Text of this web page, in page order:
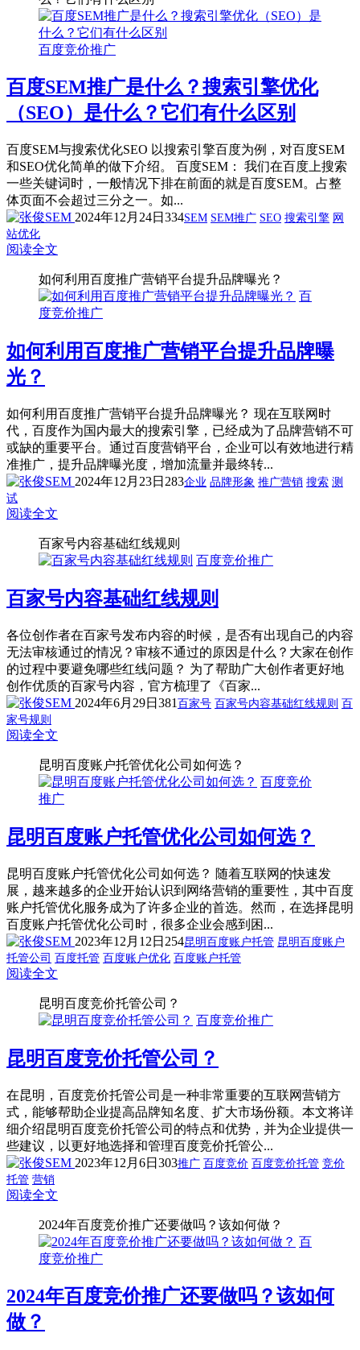
百度竞价推广
百度SEM推广是什么？搜索引擎优化
（SEO）是什么？它们有什么区别
百度SEM与搜索优化SEO 以搜索引擎百度为例，对百度SEM
和SEO优化简单的做下介绍。 百度SEM： 我们在百度上搜索
一些关键词时，一般情况下排在前面的就是百度SEM。占整
体页面不会超过三分之一。如...
2024年12月24日 334SEM SEM推广 SEO 搜索引擎 网
站优化
阅读全文
如何利用百度推广营销平台提升品牌曝光？
百
度竞价推广
如何利用百度推广营销平台提升品牌曝
光？
如何利用百度推广营销平台提升品牌曝光？ 现在互联网时
代，百度作为国内最大的搜索引擎，已经成为了品牌营销不可
或缺的重要平台。通过百度营销平台，企业可以有效地进行精
准推广，提升品牌曝光度，增加流量并最终转...
2024年12月23日 283企业 品牌形象 推广营销 搜索 测
试
阅读全文
百家号内容基础红线规则
百度竞价推广
百家号内容基础红线规则
各位创作者在百家号发布内容的时候，是否有出现自己的内容
无法审核通过的情况？审核不通过的原因是什么？大家在创作
的过程中要避免哪些红线问题？ 为了帮助广大创作者更好地
创作优质的百家号内容，官方梳理了《百家...
2024年6月29日 381 百家号 百家号内容基础红线规则 百
家号规则
阅读全文
昆明百度账户托管优化公司如何选？
百度竞价
推广
昆明百度账户托管优化公司如何选？
昆明百度账户托管优化公司如何选？ 随着互联网的快速发
展，越来越多的企业开始认识到网络营销的重要性，其中百度
账户托管优化服务成为了许多企业的首选。然而，在选择昆明
百度账户托管优化公司时，很多企业会感到困...
2023年12月12日 254昆明百度账户托管 昆明百度账户
托管公司 百度托管 百度账户优化 百度账户托管
阅读全文
昆明百度竞价托管公司？
百度竞价推广
昆明百度竞价托管公司？
在昆明，百度竞价托管公司是一种非常重要的互联网营销方
式，能够帮助企业提高品牌知名度、扩大市场份额。本文将详
细介绍昆明百度竞价托管公司的特点和优势，并为企业提供一
些建议，以更好地选择和管理百度竞价托管公...
2023年12月6日 303推广 百度竞价 百度竞价托管 竞价
托管 营销
阅读全文
2024年百度竞价推广还要做吗？该如何做？
百
度竞价推广
2024年百度竞价推广还要做吗？该如何
做？